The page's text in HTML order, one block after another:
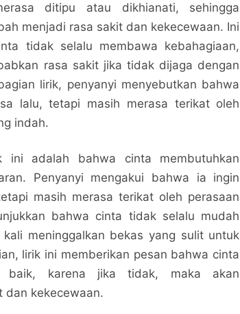
ditipu atau dikhianati, sehingga
menjadi rasa sakit dan kekecewaan. Ini
tidak selalu membawa kebahagiaan,
rasa sakit jika tidak dijaga dengan
lirik, penyanyi menyebutkan bahwa
lalu, tetapi masih merasa terikat oleh
indah.
ini adalah bahwa cinta membutuhkan
Penyanyi mengakui bahwa ia ingin
masih merasa terikat oleh perasaan
bahwa cinta tidak selalu mudah
meninggalkan bekas yang sulit untuk
lirik ini memberikan pesan bahwa cinta
baik, karena jika tidak, maka akan
dan kekecewaan.